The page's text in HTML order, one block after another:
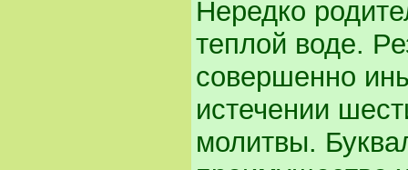
Нередко
теплой воде.
совершенно
истечении
молитвы.